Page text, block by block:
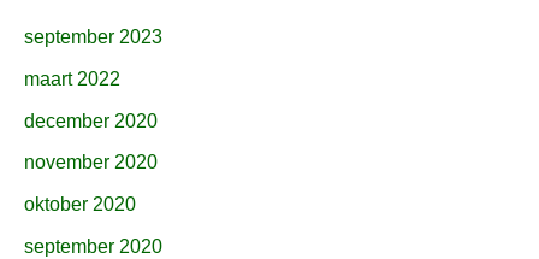
september 2023
maart 2022
december 2020
november 2020
oktober 2020
september 2020